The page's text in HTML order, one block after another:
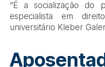
“É a socialização do
especialista em
universitário Kleber